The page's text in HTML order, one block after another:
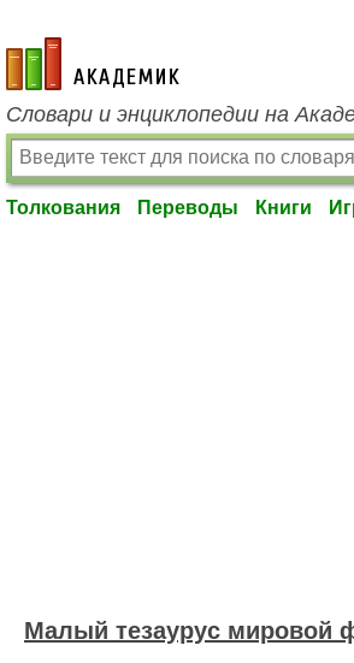
academic.ru
Словари и энциклопедии на
Толкования Переводы Книги
Малый тезаурус мировой